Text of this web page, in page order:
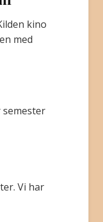
kino
med
semester
Vi har